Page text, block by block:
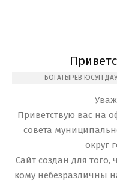
БОГАТЫРЕВ ЮСУП
Приветствую вас на
совета
округ
Сайт создан для того,
кому небезразличны